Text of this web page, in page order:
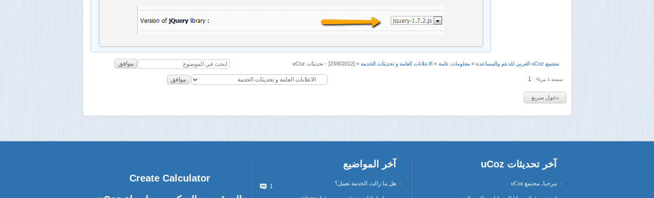
مجتمع uCoz العربي للدعم والمساعدة » معلومات عامة » الاعلانات العامة و تحديثات الخدمة » [23/8/2012] - تحديثات uCoz موافق
صفحة1 من% 1 موافق
آخر تحديثات uCoz
مرحبا، مجتمع uCoz
آخر المواضيع
1 هل ما زالت الخدمة تعمل؟
Create Calculator